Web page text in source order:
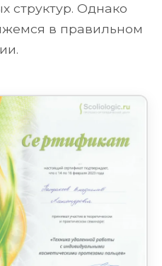
структур. Однако
в правильном